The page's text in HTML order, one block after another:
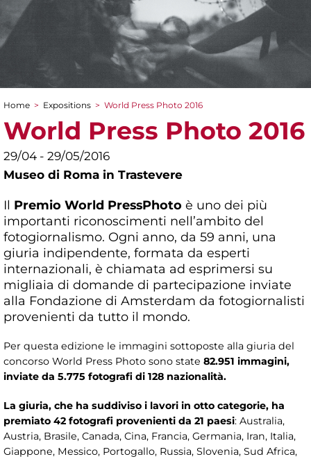
You are here
Home > Expositions > World Press Photo 2016
World Press Photo 2016
29/04 - 29/05/2016
Museo di Roma in Trastevere
Il Premio World PressPhoto è uno dei più
importanti riconoscimenti nell’ambito del
fotogiornalismo. Ogni anno, da 59 anni, una
giuria indipendente, formata da esperti
internazionali, è chiamata ad esprimersi su
migliaia di domande di partecipazione inviate
alla Fondazione di Amsterdam da fotogiornalisti
provenienti da tutto il mondo.
Per questa edizione le immagini sottoposte alla giuria del
concorso World Press Photo sono state 82.951 immagini,
inviate da 5.775 fotografi di 128 nazionalità.
La giuria, che ha suddiviso i lavori in otto categorie, ha
premiato 42 fotografi provenienti da 21 paesi: Australia,
Austria, Brasile, Canada, Cina, Francia, Germania, Iran, Italia,
Giappone, Messico, Portogallo, Russia, Slovenia, Sud Africa,